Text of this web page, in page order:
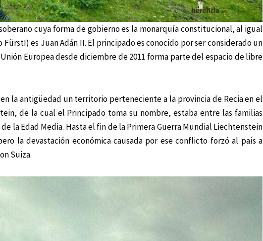
cuya forma de gobierno es la monarquía constitucional, al igual
es Juan Adán II. El principado es conocido por ser considerado un
Europea desde diciembre de 2011 forma parte del espacio de libre
la antigüedad un territorio perteneciente a la provincia de Recia en el
de la cual el Principado toma su nombre, estaba entre las familias
la Edad Media. Hasta el fin de la Primera Guerra Mundial Liechtenstein
la devastación económica causada por ese conflicto forzó al país a
Suiza.